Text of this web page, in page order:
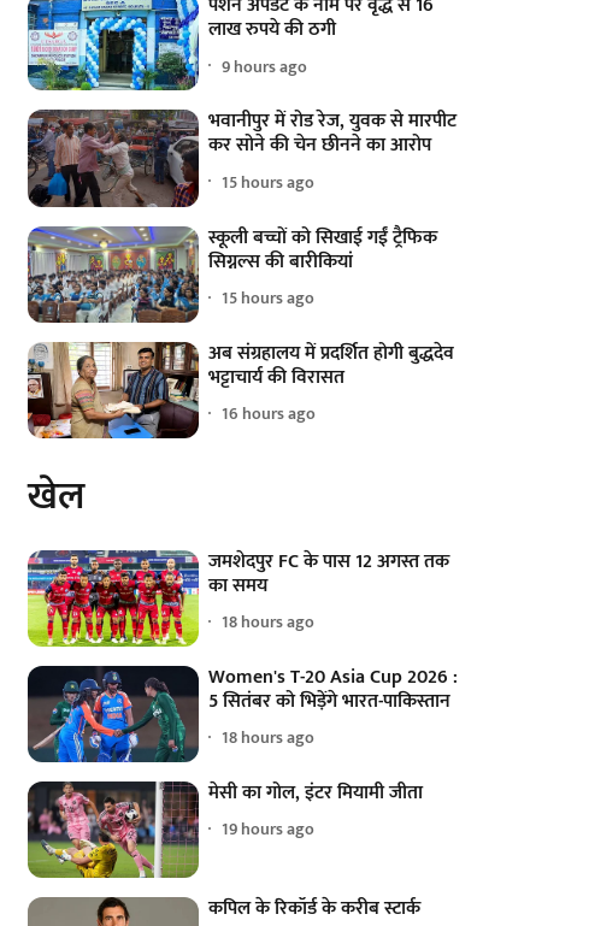
लाख रुपये की ठगी
9 hours ago
भवानीपुर में रोड रेज, युवक से मारपीट
कर सोने की चेन छीनने का आरोप
15 hours ago
स्कूली बच्चों को सिखाई गईं ट्रैफिक
सिग्नल्स की बारीकियां
15 hours ago
अब संग्रहालय में प्रदर्शित होगी बुद्धदेव
भट्टाचार्य की विरासत
16 hours ago
खेल
जमशेदपुर FC के पास 12 अगस्त तक
का समय
18 hours ago
Women's T-20 Asia Cup 2026 :
5 सितंबर को भिड़ेंगे भारत-पाकिस्तान
18 hours ago
मेसी का गोल, इंटर मियामी जीता
19 hours ago
कपिल के रिकॉर्ड के करीब स्टार्क